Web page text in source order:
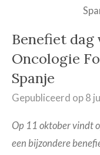
Benefiet dag
Oncologie
Spanje
Gepubliceerd op 8
Op 11 oktober vindt
een bijzondere